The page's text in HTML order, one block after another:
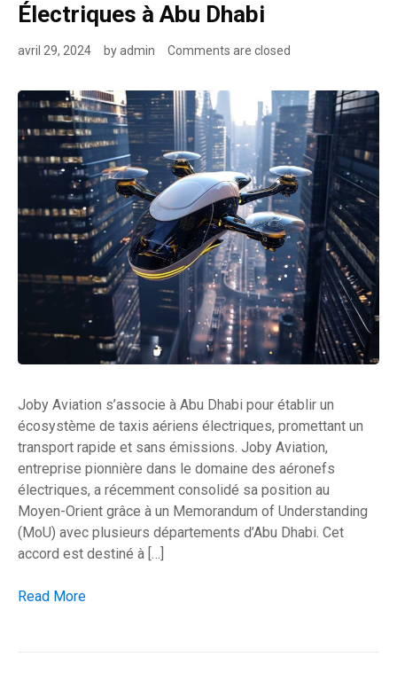
Électriques à Abu Dhabi
avril 29, 2024 byadmin Comments are closed
Joby Aviation s’associe à Abu Dhabi pour établir un
écosystème de taxis aériens électriques, promettant un
transport rapide et sans émissions. Joby Aviation,
entreprise pionnière dans le domaine des aéronefs
électriques, a récemment consolidé sa position au
Moyen-Orient grâce à un Memorandum of Understanding
(MoU) avec plusieurs départements d’Abu Dhabi. Cet
accord est destiné à […]
Avancée des Taxis Aériens Électriques à Abu Dhabi
Read More